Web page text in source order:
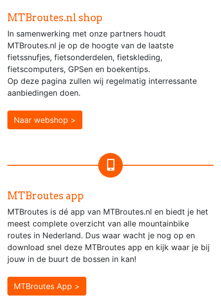
MTBroutes.nl shop
In samenwerking met onze partners houdt
MTBroutes.nl je op de hoogte van de laatste
fietssnufjes, fietsonderdelen, fietskleding,
fietscomputers, GPSen en boekentips.
Op deze pagina zullen wij regelmatig interressante
aanbiedingen doen.
Naar webshop >
MTBroutes app
MTBroutes is dé app van MTBroutes.nl en biedt je het
meest complete overzicht van alle mountainbike
routes in Nederland. Dus waar wacht je nog op en
download snel deze MTBroutes app en kijk waar je bij
jouw in de buurt de bossen in kan!
MTBroutes App >